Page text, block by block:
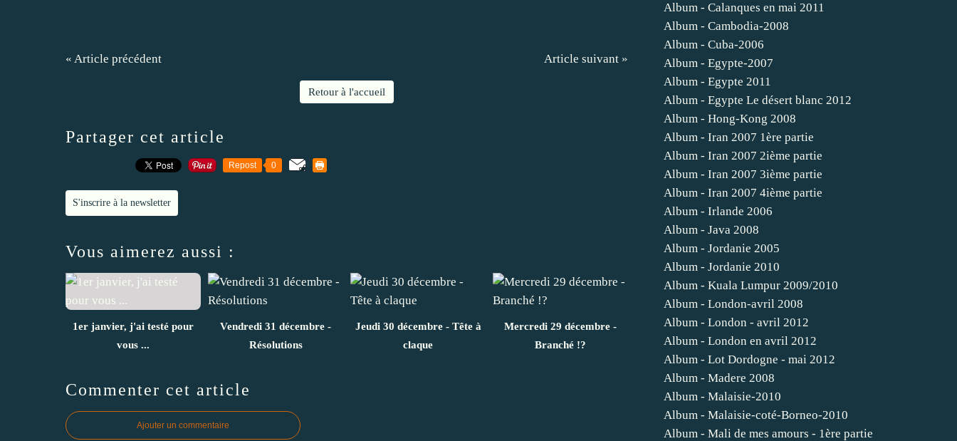
« Article précédent Article suivant »
Retour à l'accueil
Partager cet article
Repost 0
S'inscrire à la newsletter
Vous aimerez aussi :
1er janvier, j'ai testé pour
vous ...
Vendredi 31 décembre -
Résolutions
Jeudi 30 décembre - Tête à
claque
Mercredi 29 décembre -
Branché !?
Commenter cet article
Ajouter un commentaire
Album - Calanques en mai 2011
Album - Cambodia-2008
Album - Cuba-2006
Album - Egypte-2007
Album - Egypte 2011
Album - Egypte Le désert blanc 2012
Album - Hong-Kong 2008
Album - Iran 2007 1ère partie
Album - Iran 2007 2ième partie
Album - Iran 2007 3ième partie
Album - Iran 2007 4ième partie
Album - Irlande 2006
Album - Java 2008
Album - Jordanie 2005
Album - Jordanie 2010
Album - Kuala Lumpur 2009/2010
Album - London-avril 2008
Album - London - avril 2012
Album - London en avril 2012
Album - Lot Dordogne - mai 2012
Album - Madere 2008
Album - Malaisie-2010
Album - Malaisie-coté-Borneo-2010
Album - Mali de mes amours - 1ère partie